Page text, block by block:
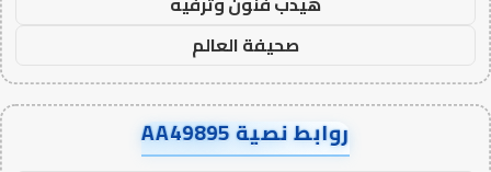
صحيفة العالم
روابط نصية AA49895